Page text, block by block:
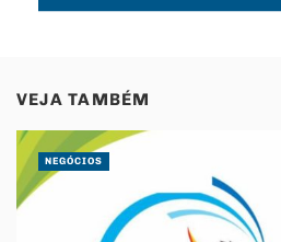
VEJA TAMBÉM
NEGÓCIOS